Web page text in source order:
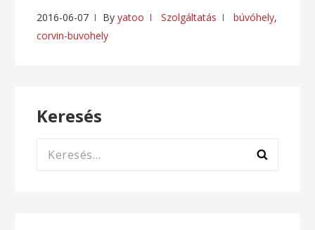
2016-06-07 Byyatoo Szolgáltatás búvóhely,
corvin-buvohely
Keresés
Keresés: